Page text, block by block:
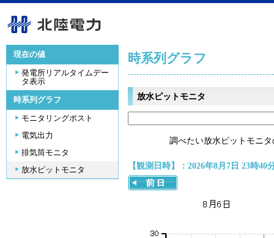
現在の値
発電所リアルタイムデー
タ表示
時系列グラフ
モニタリングポスト
電気出力
排気筒モニタ
放水ピットモニタ
時系列グラフ
放水ピットモニタ
調べたい放水ピットモニ
【観測日時】：2026年8月7日 23時40